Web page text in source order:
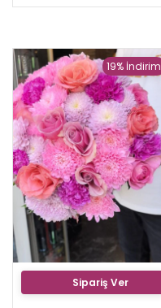
19% İndirim
Sipariş Ver